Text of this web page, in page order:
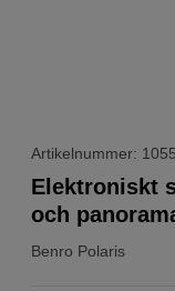
Artikelnummer:
Benro Polaris
Elektroniskt
och